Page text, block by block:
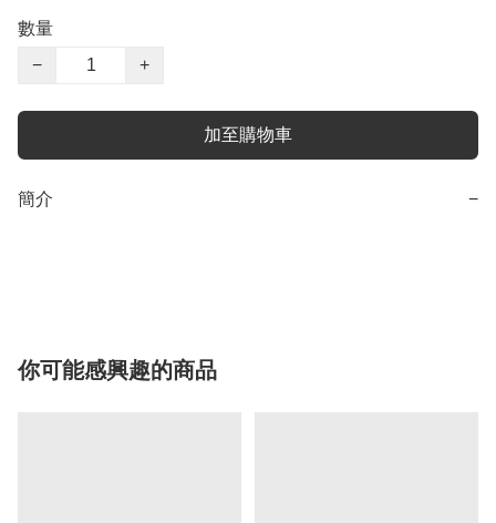
數量
−
+
加至購物車
簡介 −
你可能感興趣的商品